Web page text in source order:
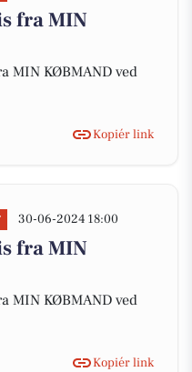
fra MIN
MIN KØBMAND ved
Kopiér link
30-06-2024 18:00
fra MIN
MIN KØBMAND ved
Kopiér link